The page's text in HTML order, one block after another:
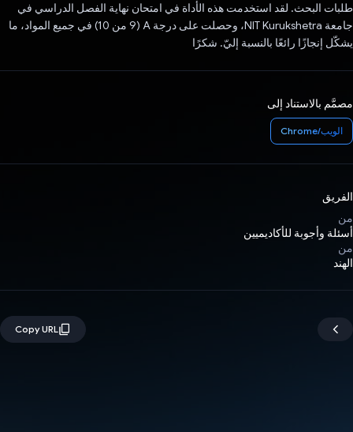
طلبات البحث. لقد استخدمت هذه الأداة في امتحان نهاية الفصل الدراسي في
جامعة NIT Kurukshetra، وحصلت على درجة A (9 من 10) في جميع المواد، ما
يشكّل إنجازًا رائعًا بالنسبة إليّ. شكرًا
مصمَّم بالاستناد إلى
الويب/Chrome
الفريق
من
أسئلة وأجوبة للأكاديميين
من
الهند